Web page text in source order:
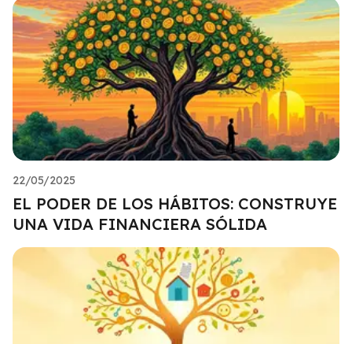
22/05/2025
EL PODER DE LOS HÁBITOS: CONSTRUYE
UNA VIDA FINANCIERA SÓLIDA